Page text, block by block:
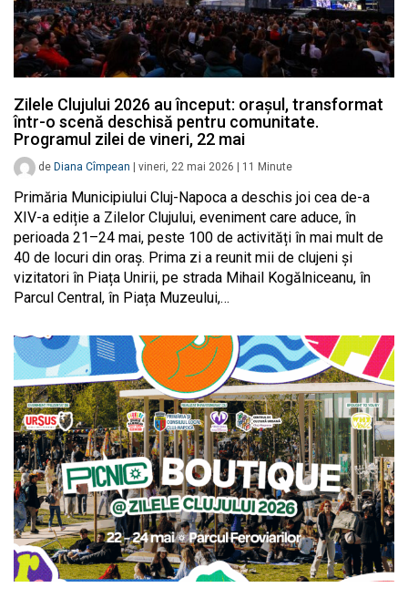
Zilele Clujului 2026 au început: orașul, transformat
într-o scenă deschisă pentru comunitate.
Programul zilei de vineri, 22 mai
de Diana Cîmpean vineri, 22 mai 2026 11 Minute
Primăria Municipiului Cluj-Napoca a deschis joi cea de-a
XIV-a ediție a Zilelor Clujului, eveniment care aduce, în
perioada 21–24 mai, peste 100 de activități în mai mult de
40 de locuri din oraș. Prima zi a reunit mii de clujeni și
vizitatori în Piața Unirii, pe strada Mihail Kogălniceanu, în
Parcul Central, în Piața Muzeului,…